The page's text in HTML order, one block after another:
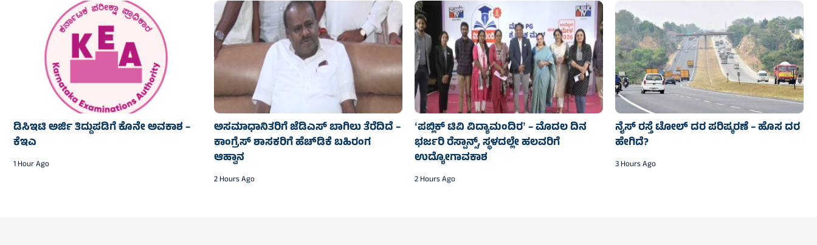
ಡಿಸಿಇಟಿ ಅರ್ಜಿ ತಿದ್ದುಪಡಿಗೆ ಕೊನೇ ಅವಕಾಶ –
ಕೆಇಎ
1 Hour Ago
ಅಸಮಾಧಾನಿತರಿಗೆ ಜೆಡಿಎಸ್‌‍ ಬಾಗಿಲು ತೆರೆದಿದೆ –
ಕಾಂಗ್ರೆಸ್‌‍ ಶಾಸಕರಿಗೆ ಹೆಚ್‌ಡಿಕೆ ಬಹಿರಂಗ
ಆಹ್ವಾನ
2 Hours Ago
ʻಪಬ್ಲಿಕ್‌ ಟಿವಿ ವಿದ್ಯಾಮಂದಿರʼ – ಮೊದಲ ದಿನ
ಭರ್ಜರಿ ರೆಸ್ಪಾನ್ಸ್‌, ಸ್ಥಳದಲ್ಲೇ ಹಲವರಿಗೆ
ಉದ್ಯೋಗಾವಕಾಶ
2 Hours Ago
ನೈಸ್‌ ರಸ್ತೆ ಟೋಲ್‌ ದರ ಪರಿಷ್ಕರಣೆ – ಹೊಸ ದರ
ಹೇಗಿದೆ?
3 Hours Ago